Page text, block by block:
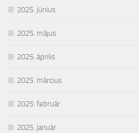
2025. június
2025. május
2025. április
2025. március
2025. február
2025. január